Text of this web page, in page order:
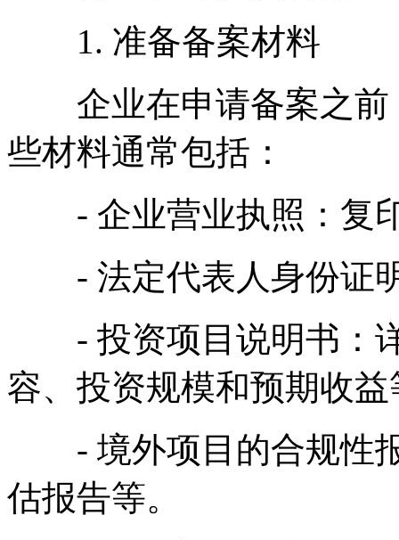
1. 准备备案材料
企业在申请备案之前
些材料通常包括：
- 企业营业执照：复
- 法定代表人身份证
- 投资项目说明书：详
容、投资规模和预期收益
- 境外项目的合规性报
估报告等。